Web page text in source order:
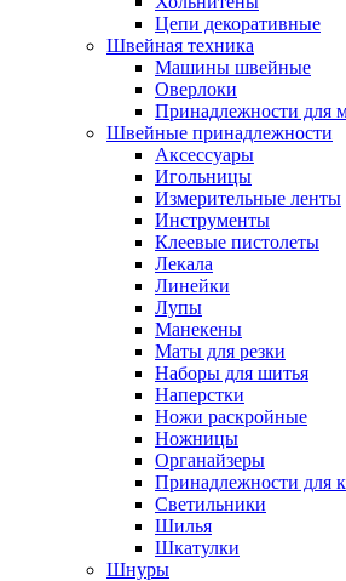
Цепи декоративные
Швейная техника
Машины швейные
Оверлоки
Принадлежности для
Швейные принадлежности
Аксессуары
Игольницы
Измерительные ленты
Инструменты
Клеевые пистолеты
Лекала
Линейки
Лупы
Манекены
Маты для резки
Наборы для шитья
Наперстки
Ножи раскройные
Ножницы
Органайзеры
Принадлежности для
Светильники
Шилья
Шкатулки
Шнуры